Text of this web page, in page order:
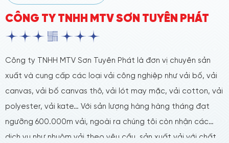
CÔNG TY TNHH MTV SƠN TUYÊN PHÁT
Công ty TNHH MTV Sơn Tuyên Phát là đơn vị chuyên sản
xuất và cung cấp các loại vải công nghiệp như vải bố, vải
canvas, vải bố canvas thô, vải lót may mặc, vải cotton, vải
polyester, vải kate… Với sản lượng hàng hàng tháng đạt
ngưỡng 600.000m vải, ngoài ra chúng tôi còn nhận các
dịch vụ như nhuộm vải theo yêu cầu, sản xuất vải với chất